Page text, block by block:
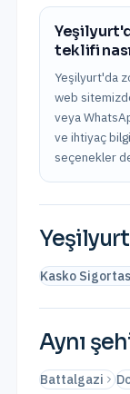
teklifi
Yeşilyurt'da
web
veya
ve ihtiyaç
seçenekler
Yeşilyurt
Kasko
Aynı
Battalgazi